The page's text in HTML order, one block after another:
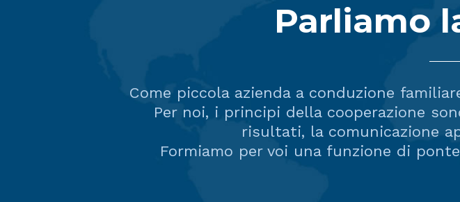
Parliamo
Come piccola azienda a conduzione
Per noi, i principi della cooperazione
risultati, la comunicazione
Formiamo per voi una funzione di